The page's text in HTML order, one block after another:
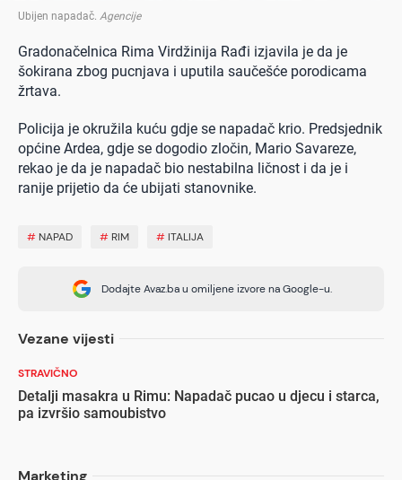
Ubijen napadač. Agencije
Gradonačelnica Rima Virdžinija Rađi izjavila je da je
šokirana zbog pucnjava i uputila saučešće porodicama
žrtava.
Policija je okružila kuću gdje se napadač krio. Predsjednik
općine Ardea, gdje se dogodio zločin, Mario Savareze,
rekao je da je napadač bio nestabilna ličnost i da je i
ranije prijetio da će ubijati stanovnike.
# NAPAD # RIM # ITALIJA
Dodajte Avaz.ba u omiljene izvore na Google-u.
Vezane vijesti
STRAVIČNO
Detalji masakra u Rimu: Napadač pucao u djecu i starca,
pa izvršio samoubistvo
Marketing